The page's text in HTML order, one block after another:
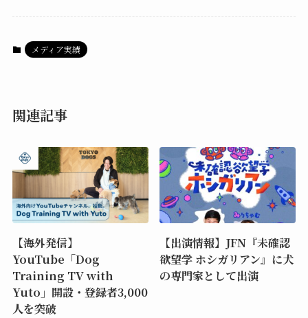
メディア実績
関連記事
【海外発信】
YouTube「Dog
Training TV with
Yuto」開設・登録者3,000
人を突破
【出演情報】JFN『未確認
欲望学 ホシガリアン』に犬
の専門家として出演